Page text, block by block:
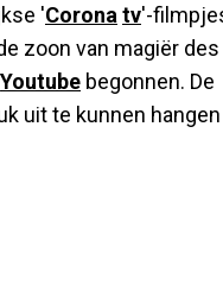
'Corona tv'-
zoon van magiër des
Youtube begonnen. De
uit te kunnen